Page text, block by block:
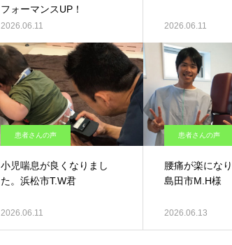
フォーマンスUP！
2026.06.11 2026.06.11
患者さんの声
小児喘息が良くなりまし
た。浜松市T.W君
2026.06.11
患者さんの声
腰痛が楽にな
島田市M.H様
2026.06.13